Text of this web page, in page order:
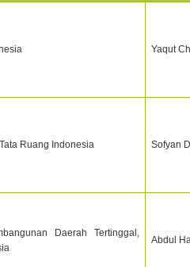
Yaqut
Ruang Indonesia Sofyan
Daerah Tertinggal,
Abdul